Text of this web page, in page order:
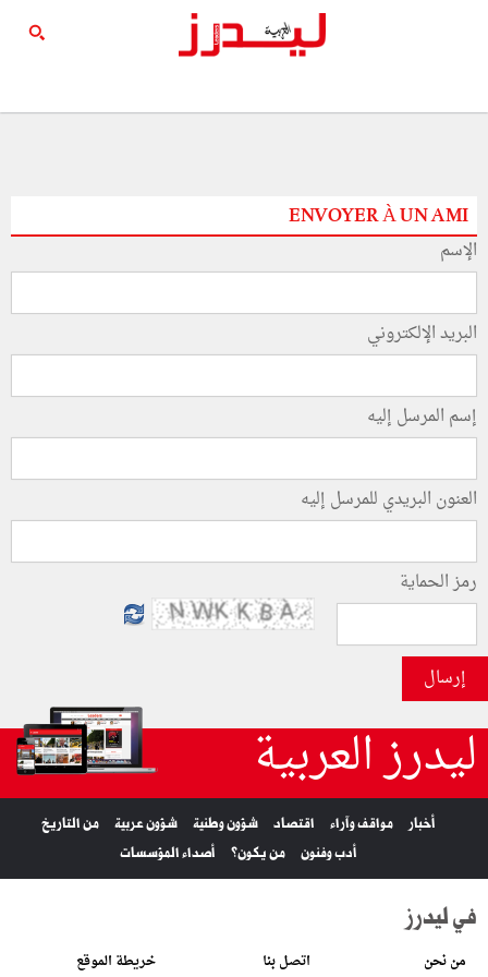
ENVOYER À UN AMI
الإسم
البريد الإلكتروني
إسم المرسل إليه
العنون البريدي للمرسل إليه
رمز الحماية
إرسال
ليدرز العربية
أخبار مواقف وآراء اقتصاد شؤون وطنية شؤون عربية
من التاريخ
أدب وفنون
من يكون؟ أصداء المؤسسات
في ليدرز
من نحن اتصل بنا خريطة الموقع